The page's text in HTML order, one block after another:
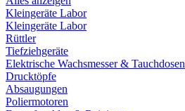
Kleingeräte Labor
Kleingeräte Labor
Rüttler
Tiefziehgeräte
Elektrische Wachsmesser & Tauchdosen
Drucktöpfe
Absaugungen
Poliermotoren